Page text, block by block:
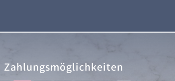
Zahlungsmöglichkeiten